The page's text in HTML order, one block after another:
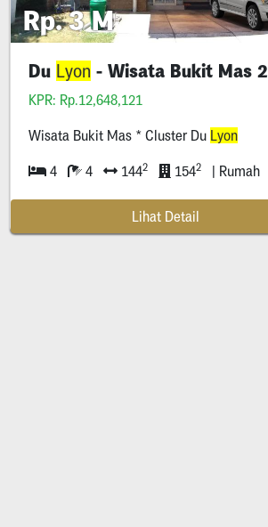
Rp. 3 M
Du Lyon - Wisata Bukit Mas 2
KPR: Rp.12,648,121
Wisata Bukit Mas * Cluster Du Lyon
4 4 1442 1542 | Rumah
Lihat Detail